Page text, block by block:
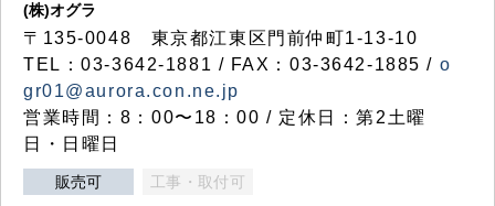
(株)オグラ
〒135-0048 東京都江東区門前仲町1-13-10
TEL：03-3642-1881 / FAX：03-3642-1885 / o
gr01@aurora.con.ne.jp
営業時間：8：00〜18：00 / 定休日：第2土曜
日・日曜日
販売可 工事・取付可